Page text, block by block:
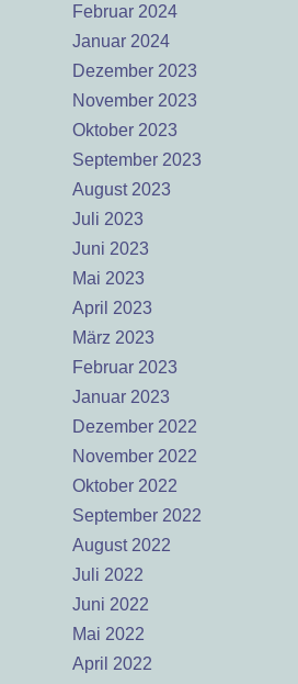
Februar 2024
Januar 2024
Dezember 2023
November 2023
Oktober 2023
September 2023
August 2023
Juli 2023
Juni 2023
Mai 2023
April 2023
März 2023
Februar 2023
Januar 2023
Dezember 2022
November 2022
Oktober 2022
September 2022
August 2022
Juli 2022
Juni 2022
Mai 2022
April 2022